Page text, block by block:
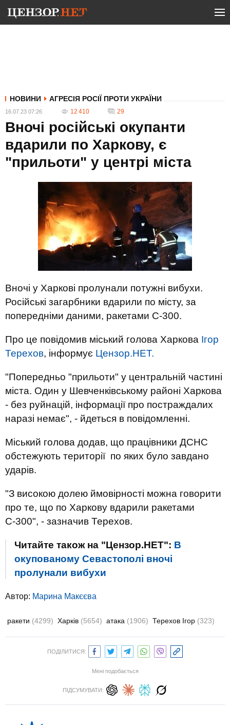
НОВИНИ АГРЕСІЯ РОСІЇ ПРОТИ УКРАЇНИ
16.07.23 07:26 12 410 29
Вночі російські окупанти
вдарили по Харкову, є
"прильоти" у центрі міста
Вночі у Харкові пролунали потужні вибухи.
Російські загарбники вдарили по місту, за
попередніми даними, ракетами С-300.
Про це повідомив міський голова Харкова Ігор
Терехов, інформує Цензор.НЕТ.
"Попередньо "прильоти" у центральній частині
міста. Один у Шевченківському районі Харкова
- без руйнацій, інформації про постраждалих
наразі немає", - йдеться в повідомленні.
Міський голова додав, що працівники ДСНС
обстежують території по яких було завдано
ударів.
"З високою долею ймовірності можна говорити
про те, що по Харкову вдарили ракетами
С-300", - зазначив Терехов.
Читайте також на "Цензор.НЕТ": В
окупованому Севастополі вночі
пролунали вибухи
Автор: Марина Макєєва
ракети (4299) Харків (5654) атака (1906) Терехов Ігор (323)
ПОДІЛИТИСЯ:
Мені подобається
ПІДСУМУВАТИ: